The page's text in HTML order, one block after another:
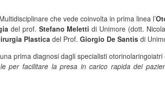
che vede coinvolta in prima linea l’
del prof. Stefano Meletti di Unimore (dott.
Plasticadel Prof. Giorgio De Santis di
prima diagnosi dagli specialisti
per facilitare la presa in carico rapida dei